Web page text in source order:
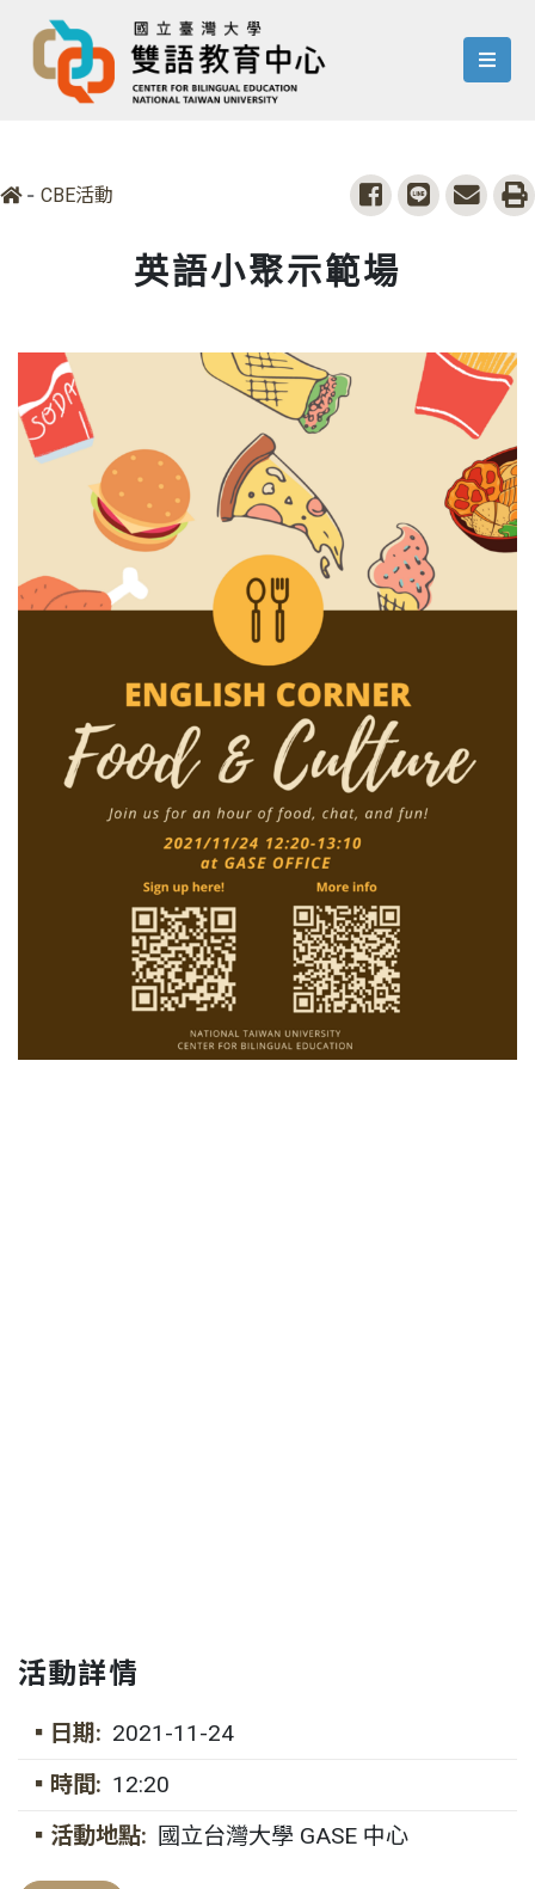
menu
- CBE活動 share to facebook
share to line
share
英語小聚示範場
活動詳情
▪日期: 2021-11-24
▪時間: 12:20
▪活動地點: 國立台灣大學 GASE 中心